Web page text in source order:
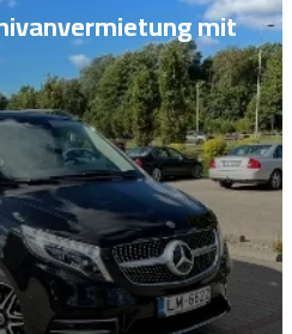
mit